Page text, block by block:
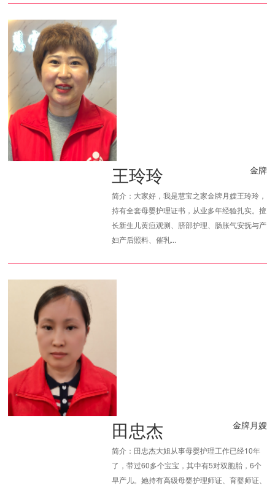
王玲玲 金牌
简介：大家好，我是慧宝之家金牌月嫂王玲玲，
持有全套母婴护理证书，从业多年经验扎实。擅
长新生儿黄疸观测、脐部护理、肠胀气安抚与产
妇产后照料、催乳...
田忠杰 金牌月嫂
简介：田忠杰大姐从事母婴护理工作已经10年
了，带过60多个宝宝，其中有5对双胞胎，6个
早产儿。她持有高级母婴护理师证、育婴师证、